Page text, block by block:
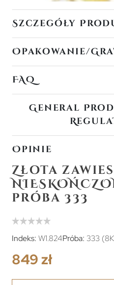
Szczegóły
Opakowanie/
FAQ
General
Opinie
Złota
próba 333
Indeks: W1.824Próba: 333
849 zł